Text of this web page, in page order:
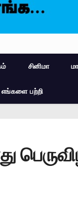
சினிமா
எங்களை பற்றி